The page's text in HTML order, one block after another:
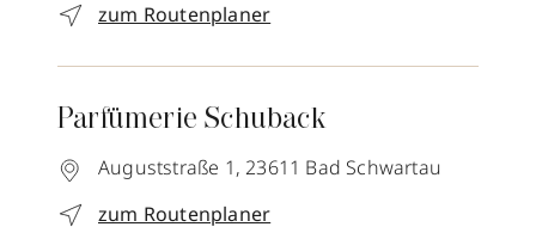
zum Routenplaner
Parfümerie Schuback
Auguststraße 1, 23611 Bad Schwartau
zum Routenplaner